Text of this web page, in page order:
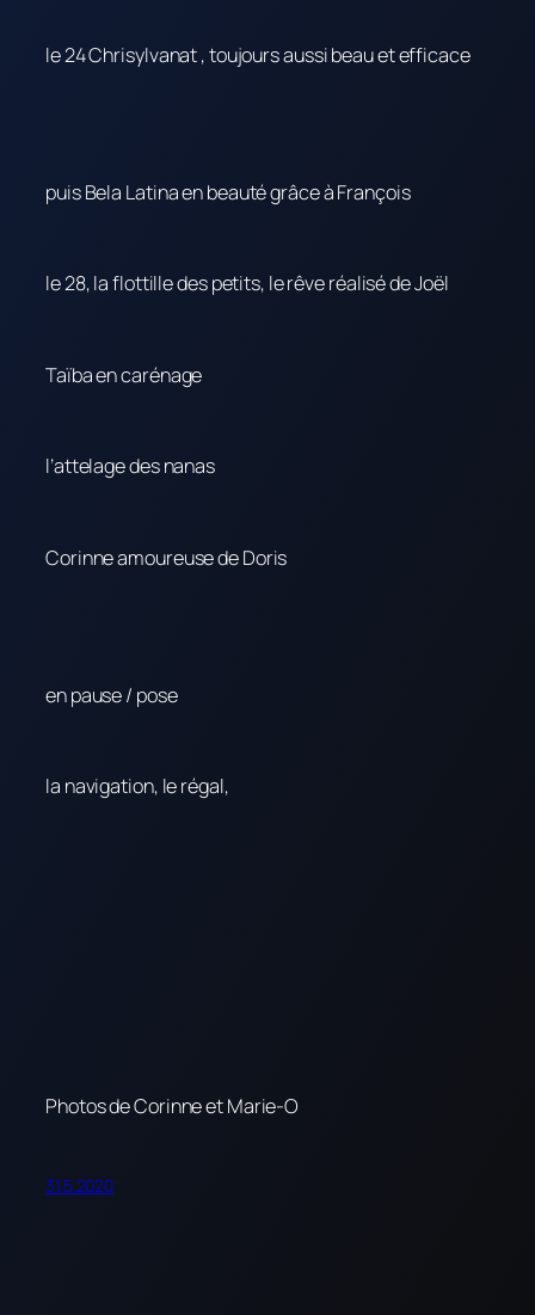
le 24 Chrisylvanat , toujours aussi beau et efficace
puis Bela Latina en beauté grâce à François
le 28, la flottille des petits, le rêve réalisé de Joël
Taïba en carénage
l’attelage des nanas
Corinne amoureuse de Doris
en pause / pose
la navigation, le régal,
Photos de Corinne et Marie-O
31.5.2020